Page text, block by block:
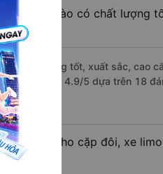
Trị nào có chất lượng
chất lượng tốt, xuất sắc, cao
lượng là 4.9/5 dựa trên 18
dành cho cặp đôi, xe